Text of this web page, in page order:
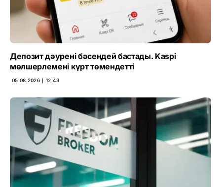
Депозит дәурені бәсеңдей бастады. Kaspi
мөлшерлемені күрт төмендетті
05.08.2026 ∣ 12:43